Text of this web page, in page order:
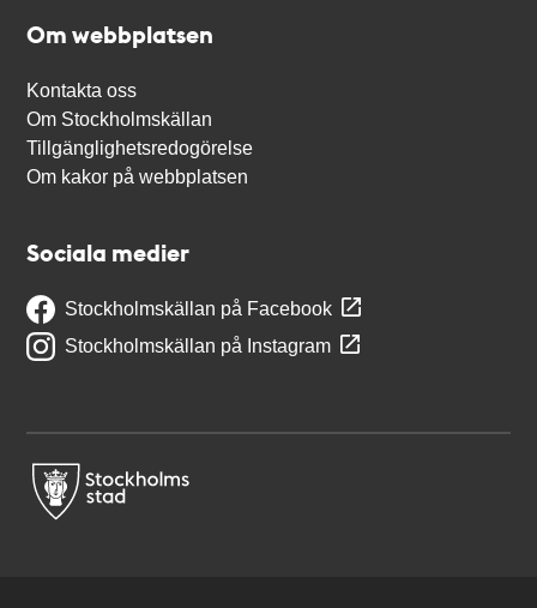
Om webbplatsen
Kontakta oss
Om Stockholmskällan
Tillgänglighetsredogörelse
Om kakor på webbplatsen
Sociala medier
Stockholmskällan på Facebook
Stockholmskällan på Instagram